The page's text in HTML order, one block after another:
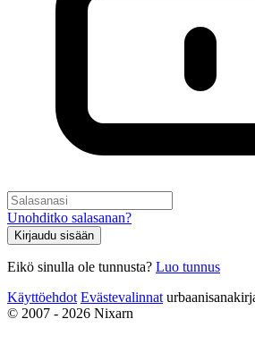
Unohditko salasanan?
Kirjaudu sisään
Eikö sinulla ole tunnusta? Luo tunnus
Käyttöehdot Evästevalinnat
© 2007 - 2026 Nixarn